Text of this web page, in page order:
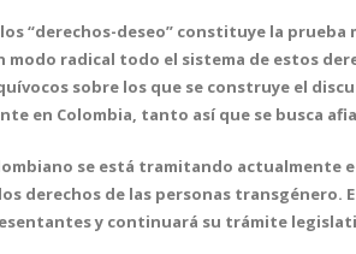
“derechos-deseo” constituye la
radical todo el sistema de estos
sobre los que se construye el
en Colombia, tanto así que se busca
se está tramitando actualmente
derechos de las personas
y continuará su trámite